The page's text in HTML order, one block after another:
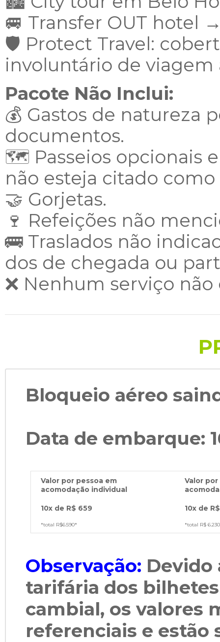
🚐 Transfer OUT hotel
🛡️ Protect Travel:
involuntário de viagem
Pacote Não Inclui:
💰 Gastos de natureza
documentos.
🗺️ Passeios opcionais
não esteja citado
🤝 Gorjetas.
🍷 Refeições não
🚌 Traslados não
dos de chegada ou
❌ Nenhum serviço
Bloqueio aéreo
Data de embarque:
Valor por pessoa em
acomodação individual
Valor
10x de R$ 659
*total R$6.590*
10x de
*total R$
Observação: Devido
tarifária dos
cambial, os valores
referenciais e estão